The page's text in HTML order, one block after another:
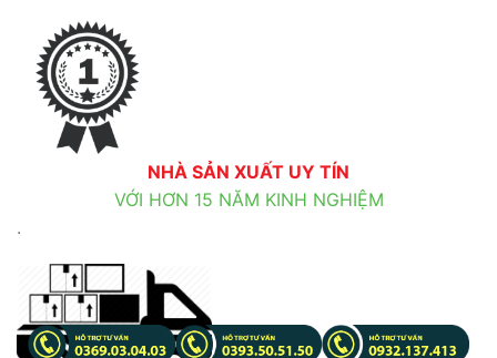
NHÀ SẢN XUẤT UY TÍN
VỚI HƠN 15 NĂM KINH NGHIỆM
.